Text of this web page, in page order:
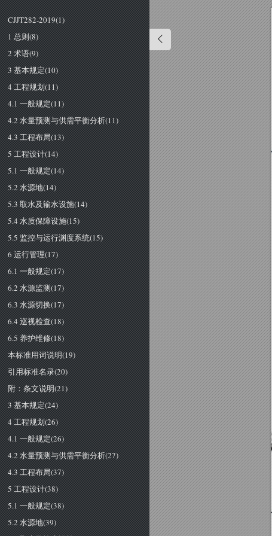
CJJT282-2019(1)
1 总则(8)
2 术语(9)
3 基本规定(10)
4 工程规划(11)
4.1 一般规定(11)
4.2 水量预测与供需平衡分析(11)
4.3 工程布局(13)
5 工程设计(14)
5.1 一般规定(14)
5.2 水源地(14)
5.3 取水及输水设施(14)
5.4 水质保障设施(15)
5.5 监控与运行渊度系统(15)
6 运行管理(17)
6.1 一般规定(17)
6.2 水源监测(17)
6.3 水源切换(17)
6.4 巡视检查(18)
6.5 养护维修(18)
本标准用词说明(19)
引用标准名录(20)
附：条文说明(21)
3 基本规定(24)
4 工程规划(26)
4.1 一般规定(26)
4.2 水量预测与供需平衡分析(27)
4.3 工程布局(37)
5 工程设计(38)
5.1 一般规定(38)
5.2 水源地(39)